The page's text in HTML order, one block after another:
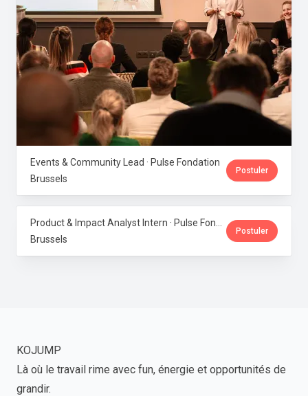
Events & Community Lead · Pulse Fondation
Brussels
Postuler
Brussels
Postuler
KOJUMP
Là où le travail rime avec fun, énergie et opportunités de
grandir.